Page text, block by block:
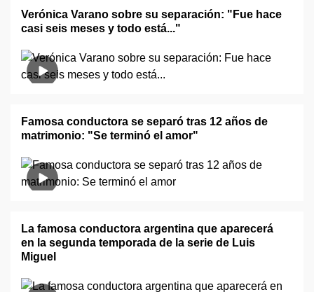
Verónica Varano sobre su separación: "Fue hace
casi seis meses y todo está..."
Famosa conductora se separó tras 12 años de
matrimonio: "Se terminó el amor"
La famosa conductora argentina que aparecerá
en la segunda temporada de la serie de Luis
Miguel